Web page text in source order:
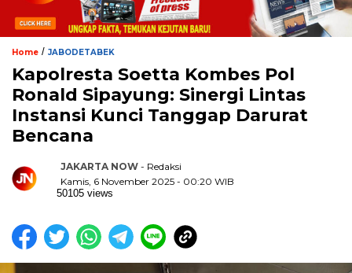
Home / JABODETABEK
Kapolresta Soetta Kombes Pol
Ronald Sipayung: Sinergi Lintas
Instansi Kunci Tanggap Darurat
Bencana
JAKARTA NOW - Redaksi
Kamis, 6 November 2025 - 00:20 WIB
50105 views